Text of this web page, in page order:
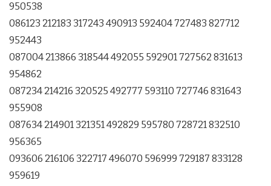
950538
086123 212183 317243 490913 592404 727483 827712
952443
087004 213866 318544 492055 592901 727562 831613
954862
087234 214216 320525 492777 593110 727746 831643
955908
087634 214901 321351 492829 595780 728721 832510
956365
093606 216106 322717 496070 596999 729187 833128
959619